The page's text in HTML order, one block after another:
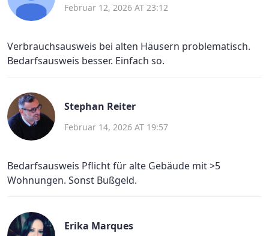
Februar 12, 2026 AT 23:12
Verbrauchsausweis bei alten Häusern problematisch.
Bedarfsausweis besser. Einfach so.
Stephan Reiter
Februar 14, 2026 AT 19:57
Bedarfsausweis Pflicht für alte Gebäude mit >5
Wohnungen. Sonst Bußgeld.
Erika Marques